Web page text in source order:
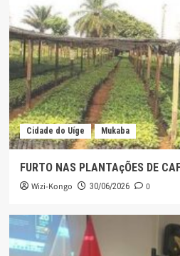
Cidade do Uíge Mukaba
FURTO NAS PLANTAçÕES DE
Wizi-Kongo 30/06/2026 0